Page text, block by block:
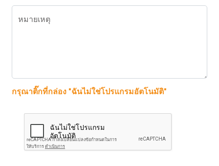
หมายเหตุ
กรุณาติ๊กที่กล่อง "ฉันไม่ใช่โปรแกรมอัตโนมัติ"